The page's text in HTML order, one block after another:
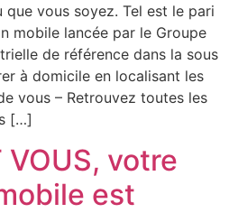
que vous soyez. Tel est le pari
mobile lancée par le Groupe
de référence dans la sous
à domicile en localisant les
vous – Retrouvez toutes les
[…]
VOUS, votre
est